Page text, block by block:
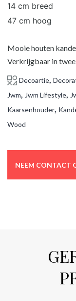
14 cm breed
47 cm hoog
Mooie houten
Verkrijgbaar in
Decoartie,
Jwm, Jwm Lifestyle,
Kaarsenhouder,
Wood
NEEM CONTACT